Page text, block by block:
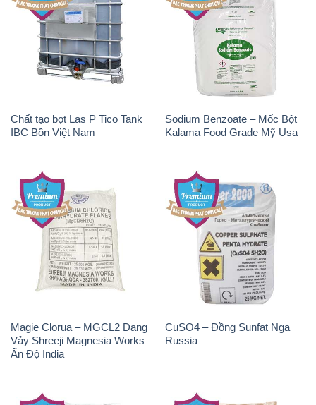
Chất tạo bọt Las P Tico Tank
IBC Bồn Việt Nam
Sodium Benzoate – Mốc Bột
Kalama Food Grade Mỹ Usa
Magie Clorua – MGCL2 Dạng
Vảy Shreeji Magnesia Works
Ấn Độ India
CuSO4 – Đồng Sunfat Nga
Russia